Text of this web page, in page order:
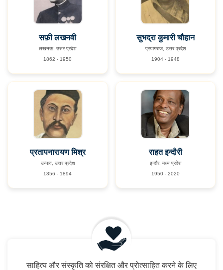
सफ़ी लखनवी
लखनऊ, उत्तर प्रदेश
1862 - 1950
सुभद्रा कुमारी चौहान
प्रयागराज, उत्तर प्रदेश
1904 - 1948
प्रतापनारायण मिश्र
उन्नाव, उत्तर प्रदेश
1856 - 1894
राहत इन्दौरी
इन्दौर, मध्य प्रदेश
1950 - 2020
साहित्य और संस्कृति को संरक्षित और प्रोत्साहित करने के लिए